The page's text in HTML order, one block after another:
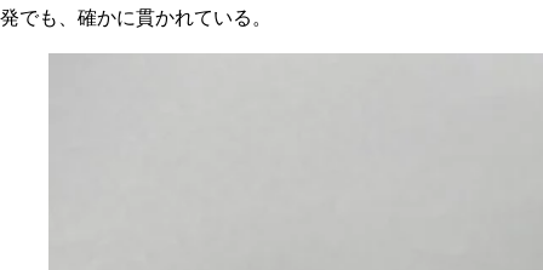
発でも、確かに貫かれている。